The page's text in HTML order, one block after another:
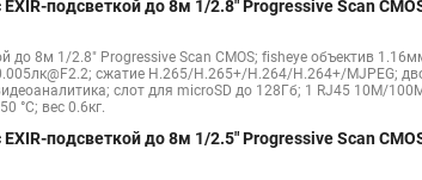
подсветкой до 8м 1/2.8" Progressive Scan
до 8м 1/2.8" Progressive Scan CMOS; fisheye объектив
сжатие H.265/H.265+/H.264/H.264+/MJPEG;
слот для microSD до 128Гб; 1 RJ45 10M/
°C; вес 0.6кг.
подсветкой до 8м 1/2.5" Progressive Scan